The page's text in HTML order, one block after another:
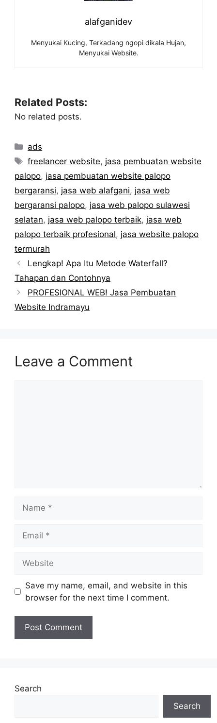
alafganidev
Menyukai Kucing, Terkadang ngopi dikala Hujan,
Menyukai Website.
Related Posts:
No related posts.
Categories
ads
Tags
freelancer website, jasa pembuatan website
palopo, jasa pembuatan website palopo
bergaransi, jasa web alafgani, jasa web
bergaransi palopo, jasa web palopo sulawesi
selatan, jasa web palopo terbaik, jasa web
palopo terbaik profesional, jasa website palopo
termurah
Lengkap! Apa Itu Metode Waterfall?
Tahapan dan Contohnya
PROFESIONAL WEB! Jasa Pembuatan
Website Indramayu
Leave a Comment
Save my name, email, and website in this
browser for the next time I comment.
Search
Search